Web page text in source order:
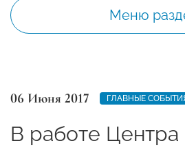
Меню
06 Июня 2017 ГЛАВНЫЕ
В работе Центра